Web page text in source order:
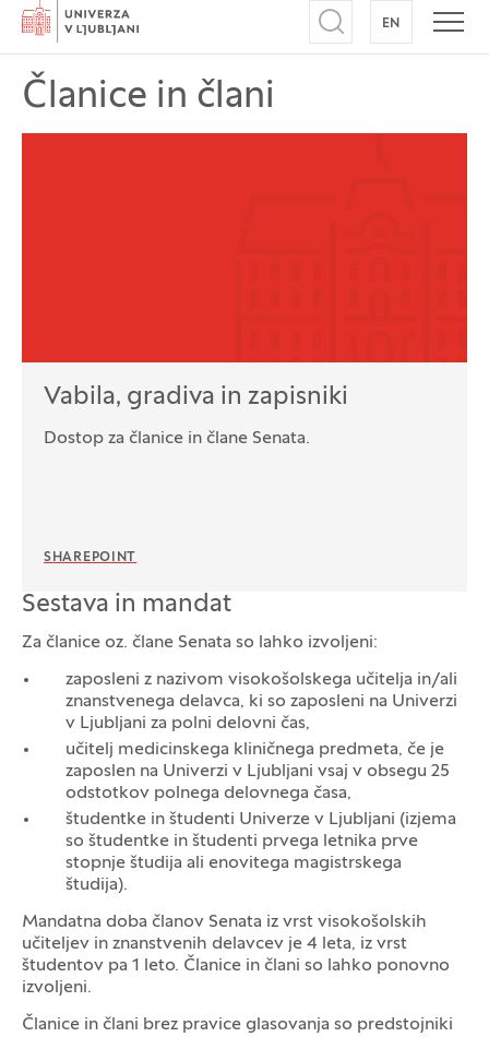
Domov
Odpri iskalnik
EN NA
Članice in člani
Vabila, gradiva in zapisniki
Dostop za članice in člane Senata.
SHAREPOINT
Sestava in mandat
Za članice oz. člane Senata so lahko izvoljeni:
zaposleni z nazivom visokošolskega učitelja in/ali
znanstvenega delavca, ki so zaposleni na Univerzi
v Ljubljani za polni delovni čas,
učitelj medicinskega kliničnega predmeta, če je
zaposlen na Univerzi v Ljubljani vsaj v obsegu 25
odstotkov polnega delovnega časa,
študentke in študenti Univerze v Ljubljani (izjema
so študentke in študenti prvega letnika prve
stopnje študija ali enovitega magistrskega
študija).
Mandatna doba članov Senata iz vrst visokošolskih
učiteljev in znanstvenih delavcev je 4 leta, iz vrst
študentov pa 1 leto. Članice in člani so lahko ponovno
izvoljeni.
Članice in člani brez pravice glasovanja so predstojniki